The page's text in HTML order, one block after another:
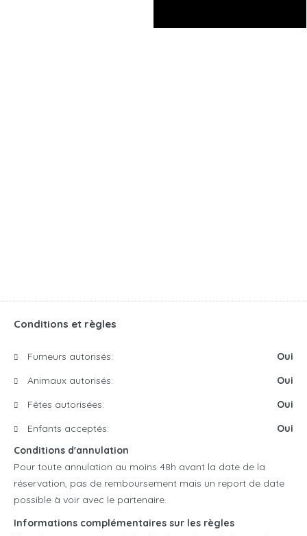
Conditions et règles
Fumeurs autorisés:
Oui
Animaux autorisés:
Oui
Fêtes autorisées:
Oui
Enfants acceptés:
Oui
Conditions d'annulation
Pour toute annulation au moins 48h avant la date de la
réservation, pas de remboursement mais un report de date
possible à voir avec le partenaire.
Informations complémentaires sur les règles